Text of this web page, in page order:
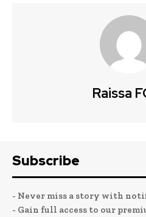
Raissa
Subscribe
- Never miss a story with
- Gain full access to our